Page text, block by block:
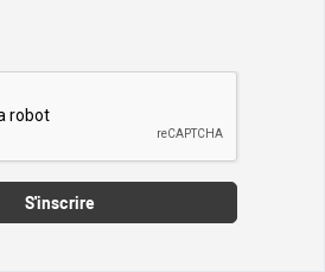
S'inscrire